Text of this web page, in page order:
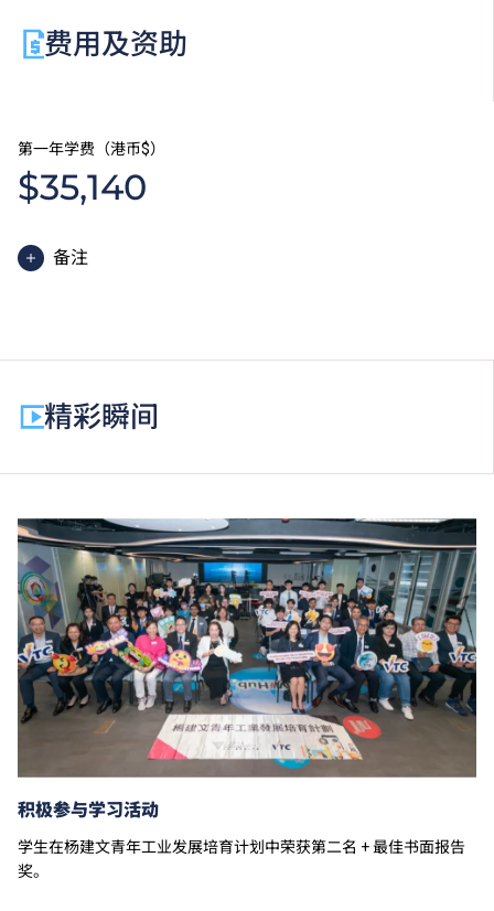
费用及资助
第一年学费（港币$）
$35,140
备注
除学费外，学生须缴交其他费用如保证金及学生会年
费。
学费水平会每年检讨。课程第二年学费水平会因应通胀
及有关因素作调整。
以上资料只适用于 本地学生 。
精彩瞬间
积极参与学习活动
学生在杨建文青年工业发展培育计划中荣获第二名 + 最佳书面报告
奖。